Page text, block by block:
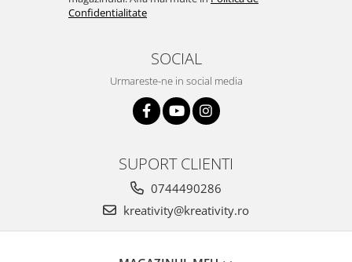
Confidentialitate
SOCIAL
Urmareste-ne in social media
SUPORT CLIENTI
0744490286
kreativity@kreativity.ro